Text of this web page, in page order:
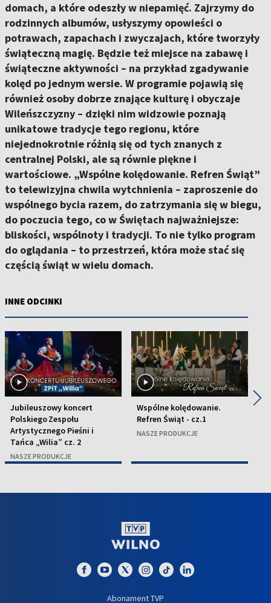
domach, a które odeszły w niepamięć. Zajrzymy do
rodzinnych albumów, usłyszymy opowieści o
potrawach, zapachach i zwyczajach, które tworzyły
świąteczną magię. Będzie też miejsce na zabawę i
świąteczne aktywności – na przykład zgadywanie
kolęd po jednym wersie. W programie pojawią się
również osoby dobrze znające kulturę i obyczaje
Wileńszczyzny – dzięki nim widzowie poznają
unikatowe tradycje tego regionu, które
niejednokrotnie różnią się od tych znanych z
centralnej Polski, ale są równie piękne i
wartościowe. „Wspólne kolędowanie. Refren Świąt”
to telewizyjna chwila wytchnienia – zaproszenie do
wspólnego bycia razem, do zatrzymania się w biegu,
do poczucia tego, co w Świętach najważniejsze:
bliskości, wspólnoty i tradycji. To nie tylko program
do oglądania – to przestrzeń, która może stać się
częścią świąt w wielu domach.
INNE ODCINKI
Jubileuszowy koncert
Polskiego Zespołu
Artystycznego Pieśni i
Tańca „Wilia” cz. 2
NASZE PRODUKCJE
Wspólne kolędowanie.
Refren Świąt - cz.1
NASZE PRODUKCJE
▶
Abonament TVP